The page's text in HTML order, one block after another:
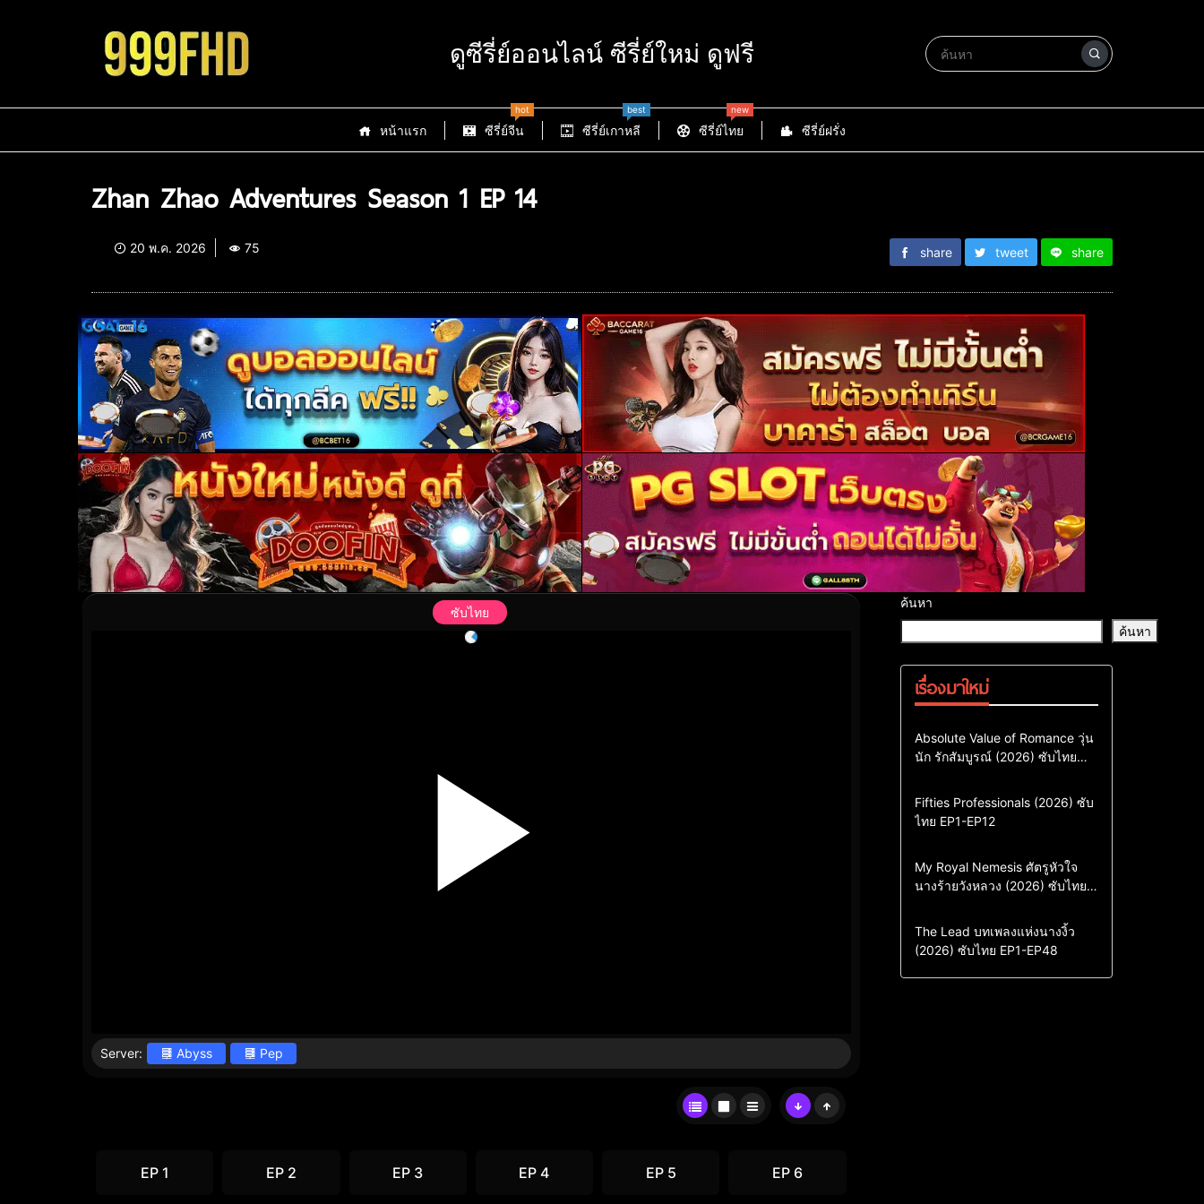
ดูซีรี่ย์ออนไลน์ ซีรี่ย์ใหม่ ดูฟรี
หน้าแรก ซีรี่ย์จีน
hot
ซีรี่ย์เกาหลี
best
ซีรี่ย์ไทย
new
ซีรี่ย์ฝรั่ง
Zhan Zhao Adventures Season 1 EP 14
20 พ.ค. 2026 75 share tweet share
ซับไทย
Server: Abyss Pep
EP 1 EP 2 EP 3 EP 4 EP 5 EP 6
ค้นหา
ค้นหา
เรื่องมาใหม่
Comedy Drama
ซีรี่ย์เกาหลี
ซีรี่ย์เกาหลีซับไทย
Absolute Value of Romance วุ่น
นัก รักสัมบูรณ์ (2026) ซับไทย
Action & Adventure
Comedy
Drama
ซีรี่ย์เกาหลี
Fifties Professionals (2026) ซับ
ไทย EP1-EP12
Comedy
Drama
Sci-Fi & Fantasy
ซีรี่ย์เกาหลี
My Royal Nemesis ศัตรูหัวใจ
นางร้ายวังหลวง (2026) ซับไทย
Drama
ซีรี่ย์จีน
ซีรี่ย์จีนซับไทย
The Lead บทเพลงแห่งนางงิ้ว
(2026) ซับไทย EP1-EP48